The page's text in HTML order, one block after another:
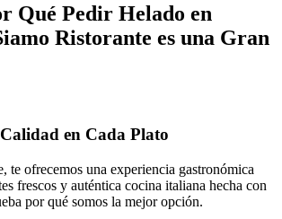
Qué Pedir Helado en
Ristorante es una Gran
en Cada Plato
te ofrecemos una experiencia gastronómica
frescos y auténtica cocina italiana hecha con
por qué somos la mejor opción.